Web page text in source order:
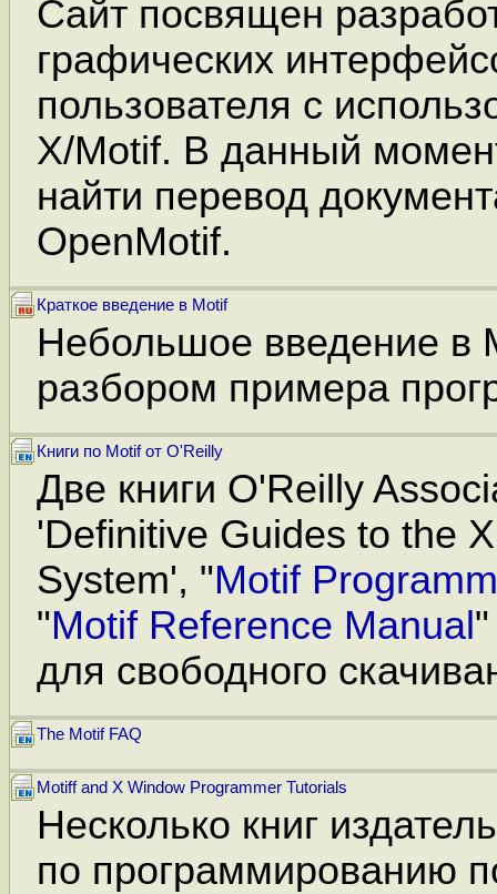
Сайт посвящен
графических
пользователя с
X/Motif. В данный
найти перевод
OpenMotif.
Краткое введение в Motif
Небольшое введение в
разбором примера
Книги по Motif от O'Reilly
Две книги O'Reilly
'Definitive Guides to the
System', "Motif
"Motif Reference Manual
для свободного
The Motif FAQ
Motiff and X Window Programmer Tutorials
Несколько книг
по программированию